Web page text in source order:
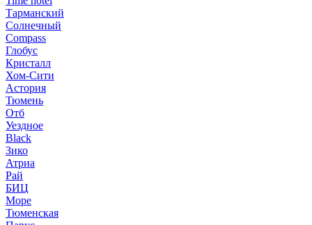
Тарманский
Солнечный
Compass
Глобус
Кристалл
Хом-Сити
Астория
Тюмень
Отб
Уездное
Black
Зико
Атриа
Рай
БИЦ
Море
Тюменская